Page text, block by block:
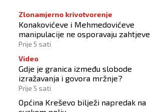
Zlonamjerno krivotvorenje
Konakovićeve i Mehmedovićeve
manipulacije ne osporavaju zahtjeve
Hrvata
Prije 5 sati
Video
Gdje je granica između slobode
izražavanja i govora mržnje?
Prije 5 sati
Općina Kreševo bilježi napredak na